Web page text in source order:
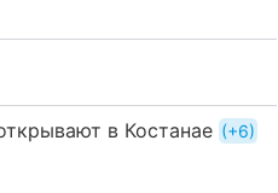
в Костанае +6